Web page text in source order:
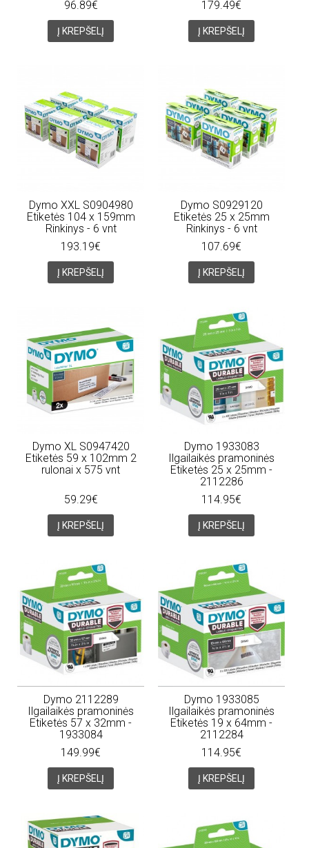
96.89€
Į KREPŠELĮ
179.49€
Į KREPŠELĮ
Dymo XXL S0904980
Etiketės 104 x 159mm
Rinkinys - 6 vnt
193.19€
Į KREPŠELĮ
Dymo S0929120
Etiketės 25 x 25mm
Rinkinys - 6 vnt
107.69€
Į KREPŠELĮ
Dymo XL S0947420
Etiketės 59 x 102mm 2
rulonai x 575 vnt
59.29€
Į KREPŠELĮ
Dymo 1933083
Ilgailaikės pramoninės
Etiketės 25 x 25mm -
2112286
114.95€
Į KREPŠELĮ
Dymo 2112289
Ilgailaikės pramoninės
Etiketės 57 x 32mm -
1933084
149.99€
Į KREPŠELĮ
Dymo 1933085
Ilgailaikės pramoninės
Etiketės 19 x 64mm -
2112284
114.95€
Į KREPŠELĮ